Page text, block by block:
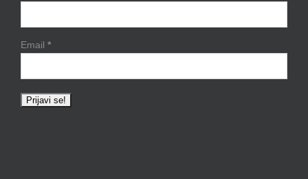
Email *